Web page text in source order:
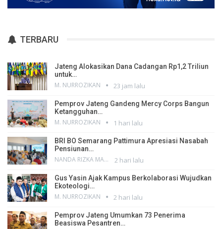
TERBARU
Jateng Alokasikan Dana Cadangan Rp1,2 Triliun
untuk…
M. NURROZIKAN 23 jam lalu
Pemprov Jateng Gandeng Mercy Corps Bangun
Ketangguhan…
M. NURROZIKAN 1 hari lalu
BRI BO Semarang Pattimura Apresiasi Nasabah
Pensiunan…
NANDA RIZKA MAHENDRA 2 hari lalu
Gus Yasin Ajak Kampus Berkolaborasi Wujudkan
Ekoteologi…
M. NURROZIKAN 2 hari lalu
Pemprov Jateng Umumkan 73 Penerima
Beasiswa Pesantren…